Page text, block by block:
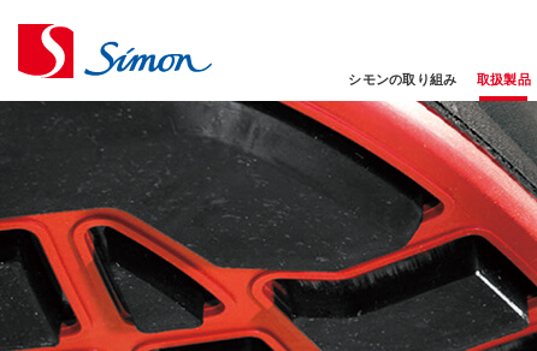
シモンの取り組み 取扱製品